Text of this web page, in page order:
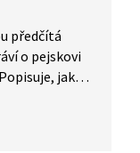
předčítá
o pejskovi
jak